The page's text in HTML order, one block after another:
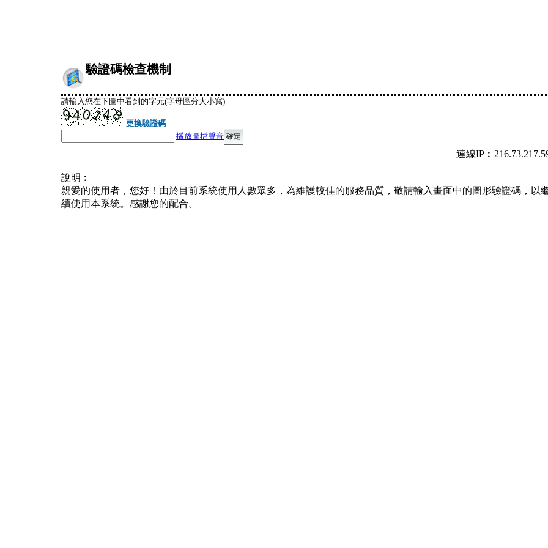
驗證碼檢查機制
請輸入您在下圖中看到的字元(字母區分大小寫)
更換驗證碼
播放圖檔聲音
連線
說明︰
親愛的使用者，您好！由於目前系統使用人數眾多，為維護較佳的服務品質，敬請輸入畫面中的圖形驗證碼，以
續使用本系統。感謝您的配合。